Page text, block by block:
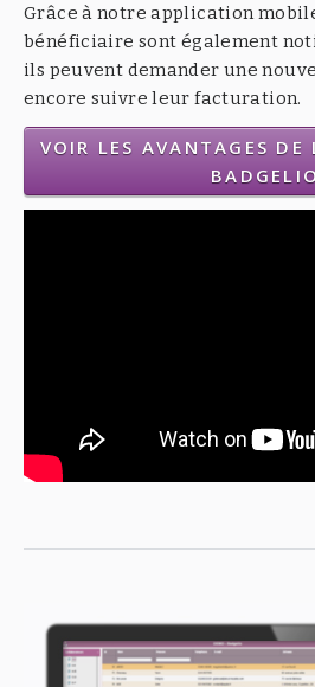
Grâce à notre application
bénéficiaire sont également
ils peuvent demander une
encore suivre leur facturation.
VOIR LES AVANTAGES DE
BADGELIO